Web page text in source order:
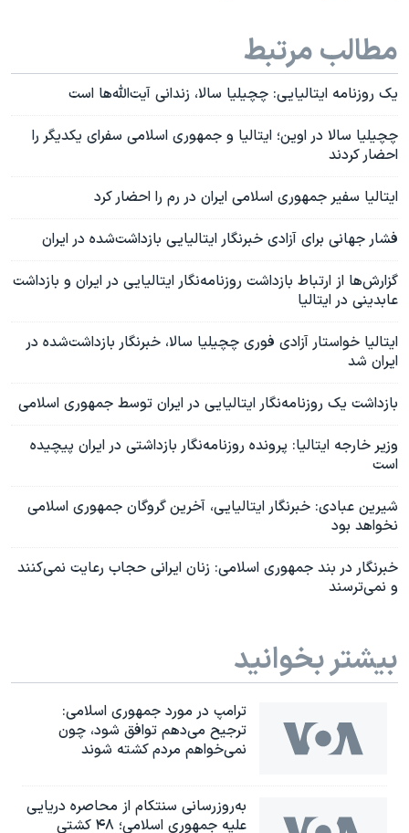
مطالب مرتبط
یک روزنامه ایتالیایی: چچیلیا سالا، زندانی آیت‌الله‌ها است
چچیلیا سالا در اوین؛ ایتالیا و جمهوری اسلامی سفرای یکدیگر را
احضار کردند
ایتالیا سفیر جمهوری اسلامی ایران در رم را احضار کرد
فشار جهانی برای آزادی خبرنگار ایتالیایی بازداشت‌شده در ایران
گزارش‌ها از ارتباط بازداشت روزنامه‌نگار ایتالیایی در ایران و بازداشت
عابدینی در ایتالیا
ایتالیا خواستار آزادی فوری چچیلیا سالا، خبرنگار بازداشت‌شده در
ایران شد
بازداشت یک روزنامه‌نگار ایتالیایی در ایران توسط جمهوری اسلامی
وزیر خارجه ایتالیا: پرونده روزنامه‌نگار بازداشتی در ایران پیچیده
است
شیرین عبادی: خبرنگار ایتالیایی، آخرین گروگان جمهوری اسلامی
نخواهد بود
خبرنگار در بند جمهوری اسلامی: زنان ایرانی حجاب رعایت نمی‌کنند
و نمی‌ترسند
بیشتر بخوانید
ترامپ در مورد جمهوری اسلامی:
ترجیح می‌دهم توافق شود، چون
نمی‌خواهم مردم کشته شوند
به‌روزرسانی سنتکام از محاصره دریایی
علیه جمهوری اسلامی؛ ۴۸ کشتی